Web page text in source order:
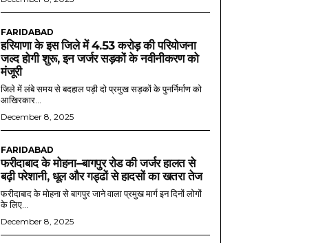
FARIDABAD
हरियाणा के इस जिले में 4.53 करोड़ की परियोजना
जल्द होगी शुरू, इन जर्जर सड़कों के नवीनीकरण को
मंजूरी
जिले में लंबे समय से बदहाल पड़ी दो प्रमुख सड़कों के पुनर्निर्माण को
आखिरकार...
December 8, 2025
FARIDABAD
फरीदाबाद के मोहना–बागपुर रोड की जर्जर हालत से
बढ़ी परेशानी, धूल और गड्ढों से हादसों का खतरा तेज
फरीदाबाद के मोहना से बागपुर जाने वाला प्रमुख मार्ग इन दिनों लोगों
के लिए...
December 8, 2025